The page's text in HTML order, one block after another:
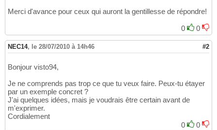
Merci d'avance pour ceux qui auront la gentillesse de répondre!
0 0
NEC14, le 28/07/2010 à 14h46 #2
Bonjour visto94,
Je ne comprends pas trop ce que tu veux faire. Peux-tu étayer
par un exemple concret ?
J'ai quelques idées, mais je voudrais être certain avant de
m'exprimer.
Cordialement
0
0